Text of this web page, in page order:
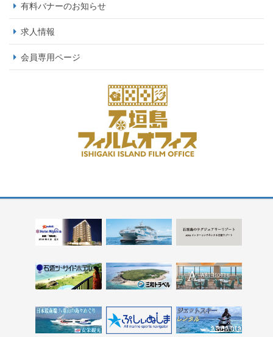
有料バナーのお知らせ
求人情報
会員専用ページ